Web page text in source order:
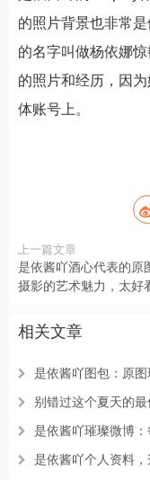
的照片背景也非常
的名字叫做杨依娜
的照片和经历，因
体账号上。
上一篇文章
是依酱吖酒心代表的原
摄影的艺术魅力，太好
相关文章
是依酱吖图包：原
别错过这个夏天的最
是依酱吖璀璨微博
是依酱吖个人资料